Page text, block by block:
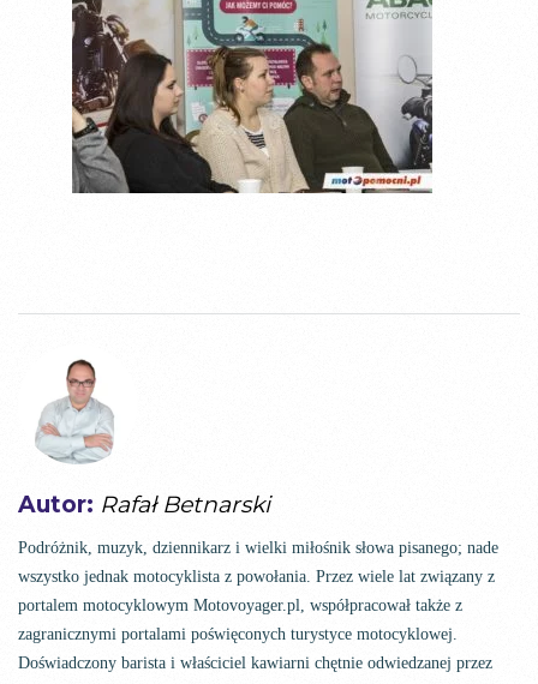
Autor: Rafał Betnarski
Podróżnik, muzyk, dziennikarz i wielki miłośnik słowa pisanego; nade
wszystko jednak motocyklista z powołania. Przez wiele lat związany z
portalem motocyklowym Motovoyager.pl, współpracował także z
zagranicznymi portalami poświęconych turystyce motocyklowej.
Doświadczony barista i właściciel kawiarni chętnie odwiedzanej przez